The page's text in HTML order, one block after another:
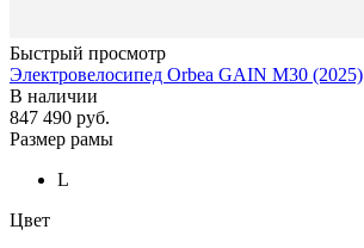
Быстрый просмотр
Электровелосипед Orbea GAIN M30 (2025)
В наличии
847 490 руб.
Размер рамы
L
Цвет